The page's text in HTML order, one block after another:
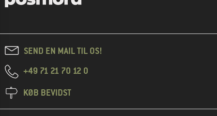
SEND EN MAIL TIL OS!
+49 71 21 70 12 0
KØB BEVIDST